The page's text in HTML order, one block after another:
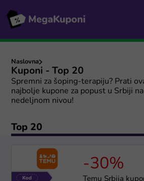
Naslovna
Kuponi - Top 20
Spremni za šoping-terapiju? Prati
najbolje kupone za popust u Srbiji
nedeljnom nivou!
Top 20
-30%
Temu Srbija